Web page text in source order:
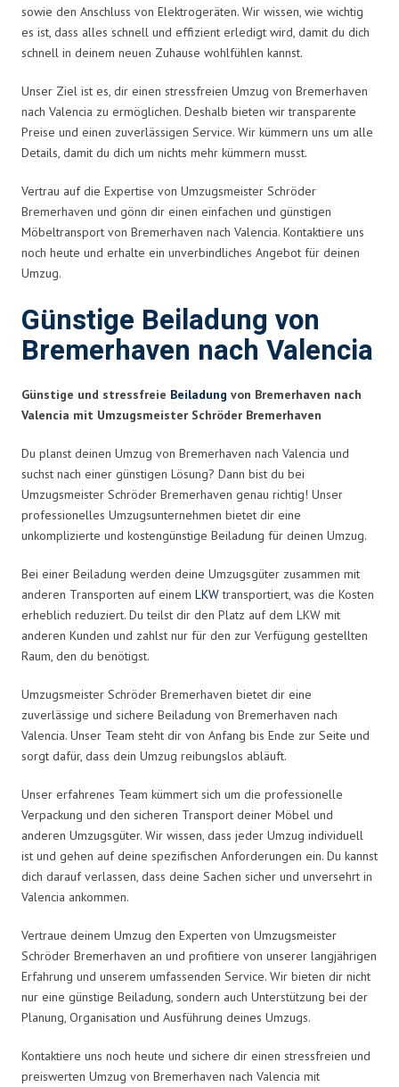
sowie den Anschluss von Elektrogeräten. Wir wissen, wie wichtig
es ist, dass alles schnell und effizient erledigt wird, damit du dich
schnell in deinem neuen Zuhause wohlfühlen kannst.
Unser Ziel ist es, dir einen stressfreien Umzug von Bremerhaven
nach Valencia zu ermöglichen. Deshalb bieten wir transparente
Preise und einen zuverlässigen Service. Wir kümmern uns um alle
Details, damit du dich um nichts mehr kümmern musst.
Vertrau auf die Expertise von Umzugsmeister Schröder
Bremerhaven und gönn dir einen einfachen und günstigen
Möbeltransport von Bremerhaven nach Valencia. Kontaktiere uns
noch heute und erhalte ein unverbindliches Angebot für deinen
Umzug.
Günstige Beiladung von
Bremerhaven nach Valencia
Günstige und stressfreie Beiladung von Bremerhaven nach
Valencia mit Umzugsmeister Schröder Bremerhaven
Du planst deinen Umzug von Bremerhaven nach Valencia und
suchst nach einer günstigen Lösung? Dann bist du bei
Umzugsmeister Schröder Bremerhaven genau richtig! Unser
professionelles Umzugsunternehmen bietet dir eine
unkomplizierte und kostengünstige Beiladung für deinen Umzug.
Bei einer Beiladung werden deine Umzugsgüter zusammen mit
anderen Transporten auf einem LKWtransportiert, was die Kosten
erheblich reduziert. Du teilst dir den Platz auf dem LKW mit
anderen Kunden und zahlst nur für den zur Verfügung gestellten
Raum, den du benötigst.
Umzugsmeister Schröder Bremerhaven bietet dir eine
zuverlässige und sichere Beiladung von Bremerhaven nach
Valencia. Unser Team steht dir von Anfang bis Ende zur Seite und
sorgt dafür, dass dein Umzug reibungslos abläuft.
Unser erfahrenes Team kümmert sich um die professionelle
Verpackung und den sicheren Transport deiner Möbel und
anderen Umzugsgüter. Wir wissen, dass jeder Umzug individuell
ist und gehen auf deine spezifischen Anforderungen ein. Du kannst
dich darauf verlassen, dass deine Sachen sicher und unversehrt in
Valencia ankommen.
Vertraue deinem Umzug den Experten von Umzugsmeister
Schröder Bremerhaven an und profitiere von unserer langjährigen
Erfahrung und unserem umfassenden Service. Wir bieten dir nicht
nur eine günstige Beiladung, sondern auch Unterstützung bei der
Planung, Organisation und Ausführung deines Umzugs.
Kontaktiere uns noch heute und sichere dir einen stressfreien und
preiswerten Umzug von Bremerhaven nach Valencia mit